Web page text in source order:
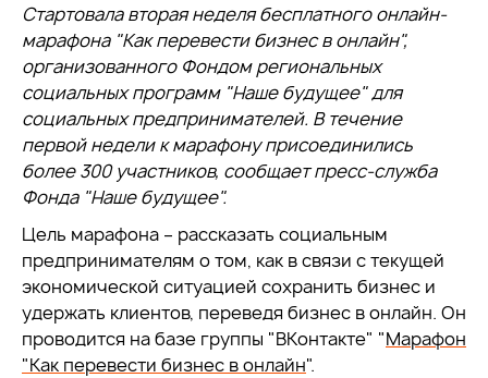
Стартовала вторая неделя бесплатного онлайн-
марафона "Как перевести бизнес в онлайн",
организованного Фондом региональных
социальных программ "Наше будущее" для
социальных предпринимателей. В течение
первой недели к марафону присоединились
более 300 участников, сообщает пресс-служба
Фонда "Наше будущее".
Цель марафона – рассказать социальным
предпринимателям о том, как в связи с текущей
экономической ситуацией сохранить бизнес и
удержать клиентов, переведя бизнес в онлайн. Он
проводится на базе группы "ВКонтакте" "Марафон
"Как перевести бизнес в онлайн".